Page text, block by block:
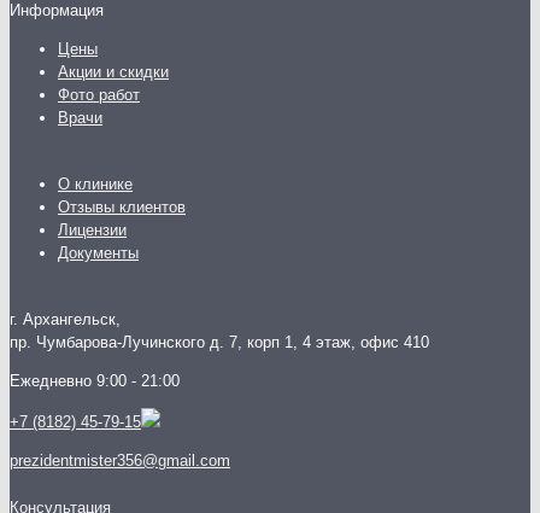
Информация
Цены
Акции и скидки
Фото работ
Врачи
О клинике
Отзывы клиентов
Лицензии
Документы
г. Архангельск,
пр. Чумбарова-Лучинского д. 7, корп 1, 4 этаж, офис 410
Ежедневно 9:00 - 21:00
+7 (8182) 45-79-15
prezidentmister356@gmail.com
Консультация